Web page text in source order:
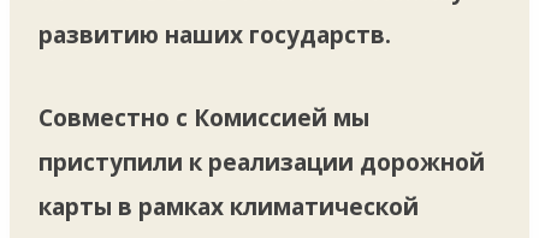
развитию наших государств.
Совместно с Комиссией мы
приступили к реализации дорожной
карты в рамках климатической